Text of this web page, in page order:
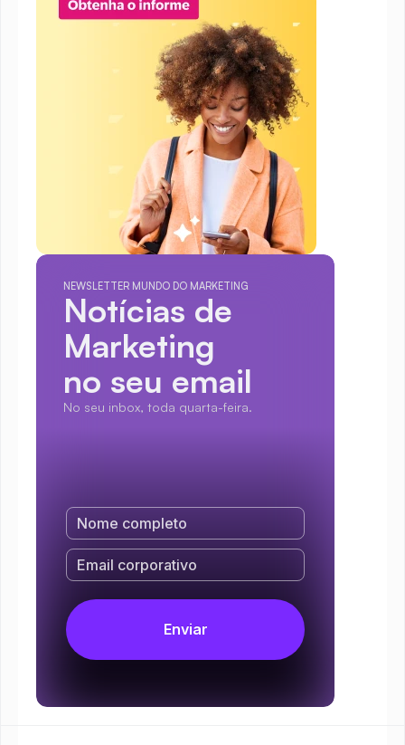
NEWSLETTER MUNDO DO MARKETING
Notícias de
Marketing
no seu email
No seu inbox, toda quarta-feira.